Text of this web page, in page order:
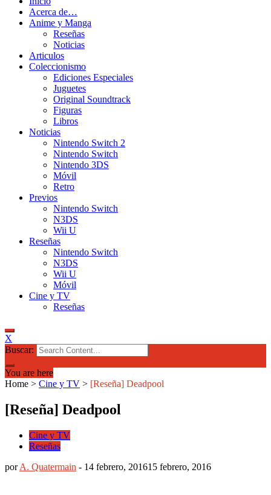
Acerca de…
Anime y Manga
Reseñas
Noticias
Articulos
Coleccionismo
Ediciones Especiales
Juguetes
Original Soundtrack
Figuras
Libros
Noticias
Nintendo Switch 2
Nintendo Switch
Nintendo 3DS
Móvil
Retro
Previos
Nintendo Switch
N3DS
Wii U
Reseñas
Nintendo Switch
N3DS
Wii U
Móvil
Cine y TV
Reseñas
X
Buscar:
You are here
Home > Cine y TV > [Reseña] Deadpool
[Reseña] Deadpool
Cine y TV
Reseñas
porA. Quatermain - 14 febrero, 201615 febrero, 2016